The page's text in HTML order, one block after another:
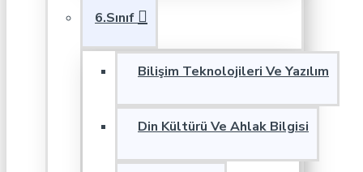
6.Sınıf
Bilişim Teknolojileri Ve Yazılım
Din Kültürü Ve Ahlak Bilgisi